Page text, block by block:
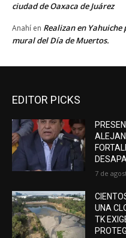
ciudad de Oaxaca de Juárez
Anahí en Realizan en
mural del Día de Muertos.
EDITOR PICKS
7 de
UNA
TK